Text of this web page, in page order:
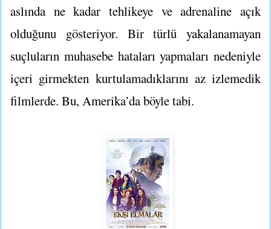
aslında ne kadar tehlikeye ve adrenaline açık
olduğunu gösteriyor. Bir türlü yakalanamayan
suçluların muhasebe hataları yapmaları nedeniyle
içeri girmekten kurtulamadıklarını az izlemedik
filmlerde. Bu, Amerika’da böyle tabi.